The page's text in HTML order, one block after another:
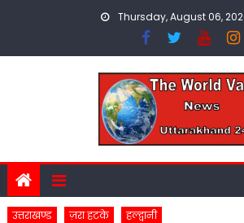
Thursday, August 06,
उत्तराखण्ड ज़रा हटके हल्द्वानी